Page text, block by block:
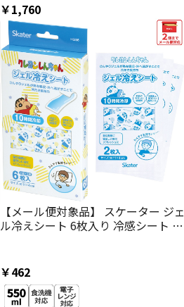
￥1,760
【メール便対象品】 スケーター ジェ
ル冷えシート 6枚入り 冷感シート 冷
ゃん クレしん 男の子 女の子【発熱
頭痛 ひんやりジェル アイシング 熱
冷まし】
￥462